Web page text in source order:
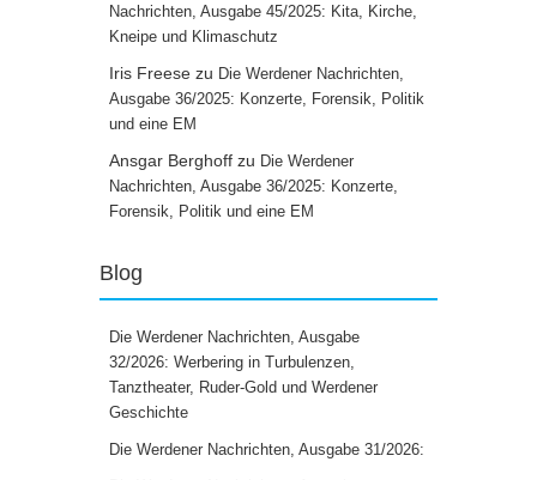
Nachrichten, Ausgabe 45/2025: Kita, Kirche,
Kneipe und Klimaschutz
Iris Freese zu Die Werdener Nachrichten,
Ausgabe 36/2025: Konzerte, Forensik, Politik
und eine EM
Ansgar Berghoff zu Die Werdener
Nachrichten, Ausgabe 36/2025: Konzerte,
Forensik, Politik und eine EM
Blog
Die Werdener Nachrichten, Ausgabe
32/2026: Werbering in Turbulenzen,
Tanztheater, Ruder-Gold und Werdener
Geschichte
Die Werdener Nachrichten, Ausgabe 31/2026: